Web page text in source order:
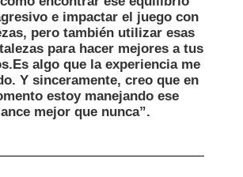
e impactar el juego con
pero también utilizar esas
para hacer mejores a tus
algo que la experiencia me
Y sinceramente, creo que en
estoy manejando ese
mejor que nunca”.